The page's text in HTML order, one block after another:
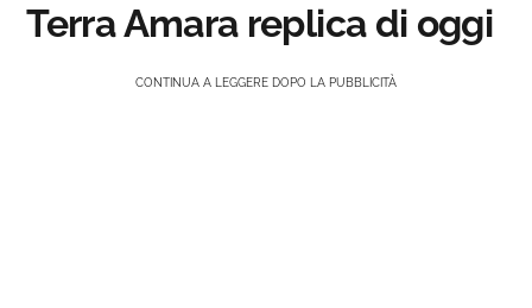
Terra Amara replica di oggi
CONTINUA A LEGGERE DOPO LA PUBBLICITÀ